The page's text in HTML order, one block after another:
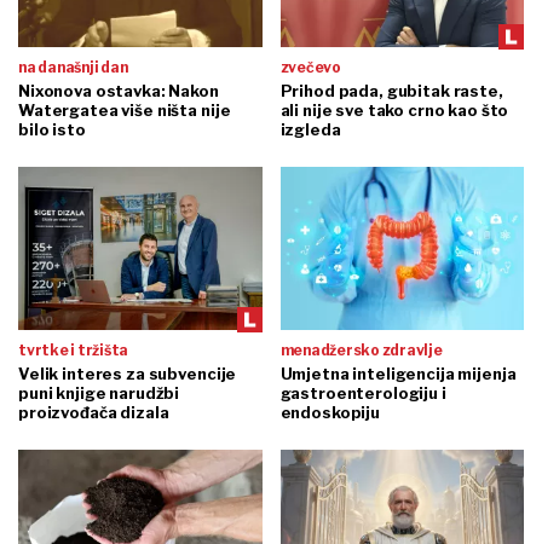
na današnji dan
Nixonova ostavka: Nakon
Watergatea više ništa nije
bilo isto
zvečevo
Prihod pada, gubitak raste,
ali nije sve tako crno kao što
izgleda
tvrtke i tržišta
Velik interes za subvencije
puni knjige narudžbi
proizvođača dizala
menadžersko zdravlje
Umjetna inteligencija mijenja
gastroenterologiju i
endoskopiju